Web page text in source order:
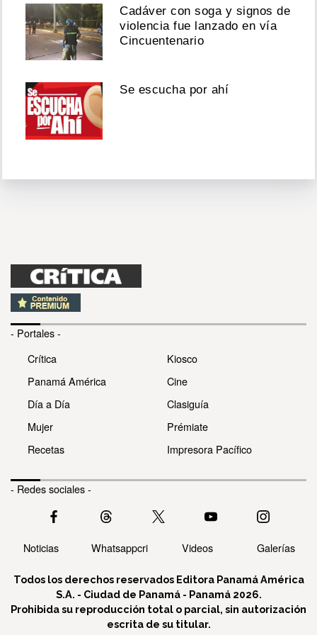
Cadáver con soga y signos de
violencia fue lanzado en vía
Cincuentenario
Se escucha por ahí
- Portales -
Crítica
Panamá América
Día a Día
Mujer
Recetas
Kiosco
Cine
Clasiguía
Prémiate
Impresora Pacífico
- Redes sociales -
Noticias Whatsappcri Videos Galerías
Todos los derechos reservados Editora Panamá América
S.A. - Ciudad de Panamá - Panamá 2026.
Prohibida su reproducción total o parcial, sin autorización
escrita de su titular.